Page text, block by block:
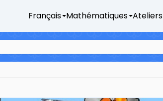
Français Mathématiques Ateliers